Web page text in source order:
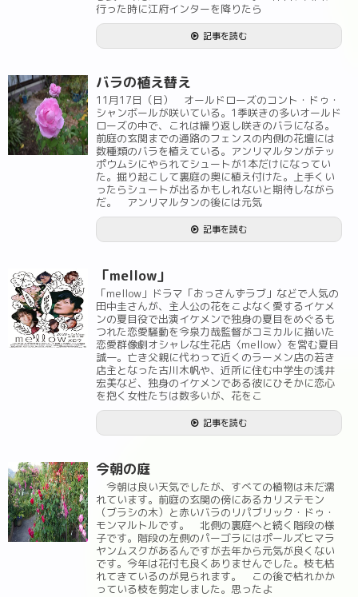
行った時に江府インターを降りたら
記事を読む
バラの植え替え
11月17日（日） オールドローズのコント・ドゥ・
シャンボールが咲いている。1季咲きの多いオールド
ローズの中で、これは繰り返し咲きのバラになる。
前庭の玄関までの通路のフェンスの内側の花壇には
数種類のバラを植えている。アンリマルタンがテッ
ポウムシにやられてシュートが1本だけになってい
た。掘り起こして裏庭の奥に植え付けた。上手くい
ったらシュートが出るかもしれないと期待しながら
だ。 アンリマルタンの後には元気
記事を読む
「mellow」
「mellow」ドラマ「おっさんずラブ」などで人気の
田中圭さんが、主人公の花をこよなく愛するイケメ
ンの夏目役で出演イケメンで独身の夏目をめぐるも
つれた恋愛騒動を今泉力哉監督がコミカルに描いた
恋愛群像劇オシャレな生花店〈mellow〉を営む夏目
誠一。亡き父親に代わって近くのラーメン店の若き
店主となった古川木帆や、近所に住む中学生の浅井
宏美など、独身のイケメンである彼にひそかに恋心
を抱く女性たちは数多いが、花をこ
記事を読む
今朝の庭
今朝は良い天気でしたが、すべての植物は未だ濡
れています。前庭の玄関の傍にあるカリステモン
（ブラシの木）と赤いバラのリパブリック・ドゥ・
モンマルトルです。 北側の裏庭へと続く階段の様
子です。階段の左側のパーゴラにはポールズヒマラ
ヤンムスクがあるんですが去年から元気が良くない
です。今年は花付も良くありませんでした。枝も枯
れてきているのが見られます。 この後で枯れかか
っている枝を剪定しました。思ったよ